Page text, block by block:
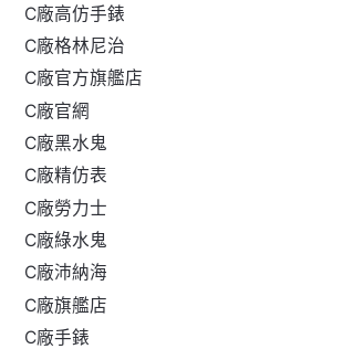
C廠高仿手錶
C廠格林尼治
C廠官方旗艦店
C廠官網
C廠黑水鬼
C廠精仿表
C廠勞力士
C廠綠水鬼
C廠沛納海
C廠旗艦店
C廠手錶